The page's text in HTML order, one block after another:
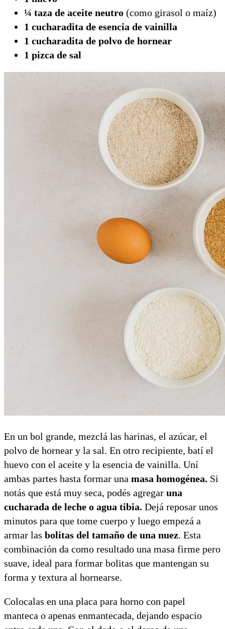
¼ taza de aceite neutro (como girasol o maíz)
1 cucharadita de esencia de vainilla
1 cucharadita de polvo de hornear
1 pizca de sal
En un bol grande, mezclá las harinas, el azúcar, el
polvo de hornear y la sal. En otro recipiente, batí el
huevo con el aceite y la esencia de vainilla. Uní
ambas partes hasta formar una masa homogénea. Si
notás que está muy seca, podés agregar una
cucharada de leche o agua tibia. Dejá reposar unos
minutos para que tome cuerpo y luego empezá a
armar las bolitas del tamaño de una nuez. Esta
combinación da como resultado una masa firme pero
suave, ideal para formar bolitas que mantengan su
forma y textura al hornearse.
Colocalas en una placa para horno con papel
manteca o apenas enmantecada, dejando espacio